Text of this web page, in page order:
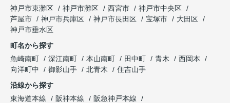
神戸市東灘区
神戸市灘区 西宮市
神戸市中央区
芦屋市
神戸市兵庫区 神戸市長田区 宝塚市
大田区
神戸市垂水区
町名から探す
魚崎南町
深江南町 本山南町 田中町 青木
西岡本
向洋町中
御影山手 北青木
住吉山手
沿線から探す
東海道本線
阪神本線
阪急神戸本線